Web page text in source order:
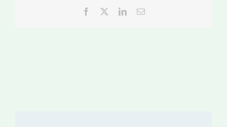
Facebook
TwitterLinkedInEmail: